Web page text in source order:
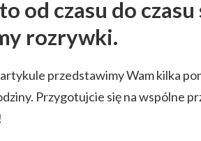
od czasu do
rozrywki.
przedstawimy Wam kilka
Przygotujcie się na wspólne